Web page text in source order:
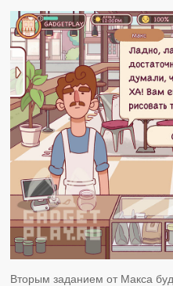
Вторым заданием от Макса